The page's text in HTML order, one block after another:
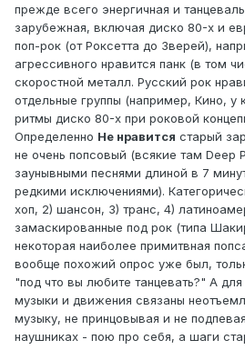
прежде всего энергичная и
зарубежная, включая диско 80-х и
поп-рок (от Роксетта до Зверей),
агрессивного нравится панк (в том
скоростной металл. Русский рок
отдельные группы (например, Кино, у
ритмы диско 80-х при роковой
Определенно Не нравится старый
не очень попсовый (всякие там Deep
заунывными песнями длиной в 7
редкими исключениями).
хоп, 2) шансон, 3) транс, 4)
замаскированные под рок (типа
некоторая наиболее примитвная
вообще похожий опрос уже был,
"под что вы любите танцевать?" А
музыки и движения связаны
музыку, не принцовывая и не
наушниках - пою про себя, а шаги